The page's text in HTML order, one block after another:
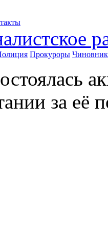
Прокуроры
за её